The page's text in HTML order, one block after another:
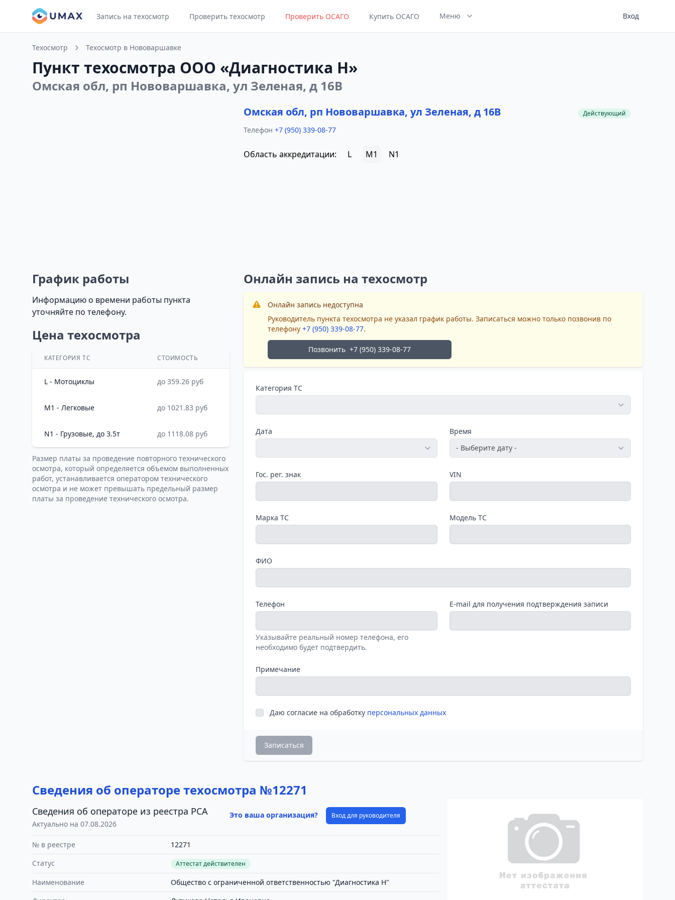
Запись на техосмотр Проверить техосмотр Проверить ОСАГО Купить ОСАГО Меню Вход
Техосмотр Техосмотр в Нововаршавке
Пункт техосмотра ООО «Диагностика Н»
Омская обл, рп Нововаршавка, ул Зеленая, д 16В
Омская обл, рп Нововаршавка, ул Зеленая, д 16В Действующий
Телефон +7 (950) 339-08-77
Область аккредитации: L M1 N1
График работы
Информацию о времени работы пункта
уточняйте по телефону.
Цена техосмотра
КАТЕГОРИЯ ТС СТОИМОСТЬ
L - Мотоциклы до 359.26 руб
M1 - Легковые до 1021.83 руб
N1 - Грузовые, до 3.5т до 1118.08 руб
Размер платы за проведение повторного технического
осмотра, который определяется объемом выполненных
работ, устанавливается оператором технического
осмотра и не может превышать предельный размер
платы за проведение технического осмотра.
Онлайн запись на техосмотр
Онлайн запись недоступна
Руководитель пункта техосмотра не указал график работы. Записаться можно только позвонив по
телефону+7 (950) 339-08-77.
Позвонить +7 (950) 339-08-77
Категория ТС
Дата Время
Гос. рег. знак VIN
Марка ТС Модель ТС
ФИО
Телефон
Указывайте реальный номер телефона, его
необходимо будет подтвердить.
E-mail для получения подтверждения записи
Примечание
Даю согласие на обработку персональных данных
Записаться
Сведения об операторе техосмотра №12271
Сведения об операторе из реестра РСА
Актуально на 07.08.2026
Это ваша организация? Вход для руководителя
№ в реестре
12271
Статус
Аттестат действителен
Наименование
Общество с ограниченной ответственностью "Диагностика Н"